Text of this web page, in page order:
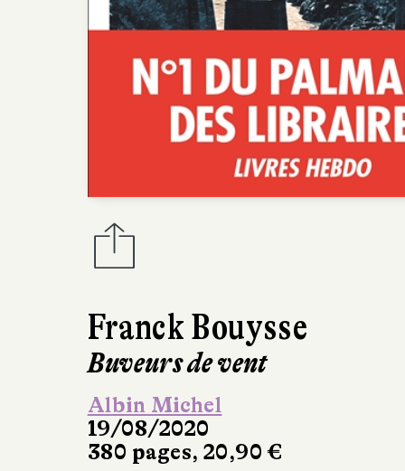
Franck Bouysse
Buveurs de vent
Albin Michel
19/08/2020
380 pages, 20,90 €